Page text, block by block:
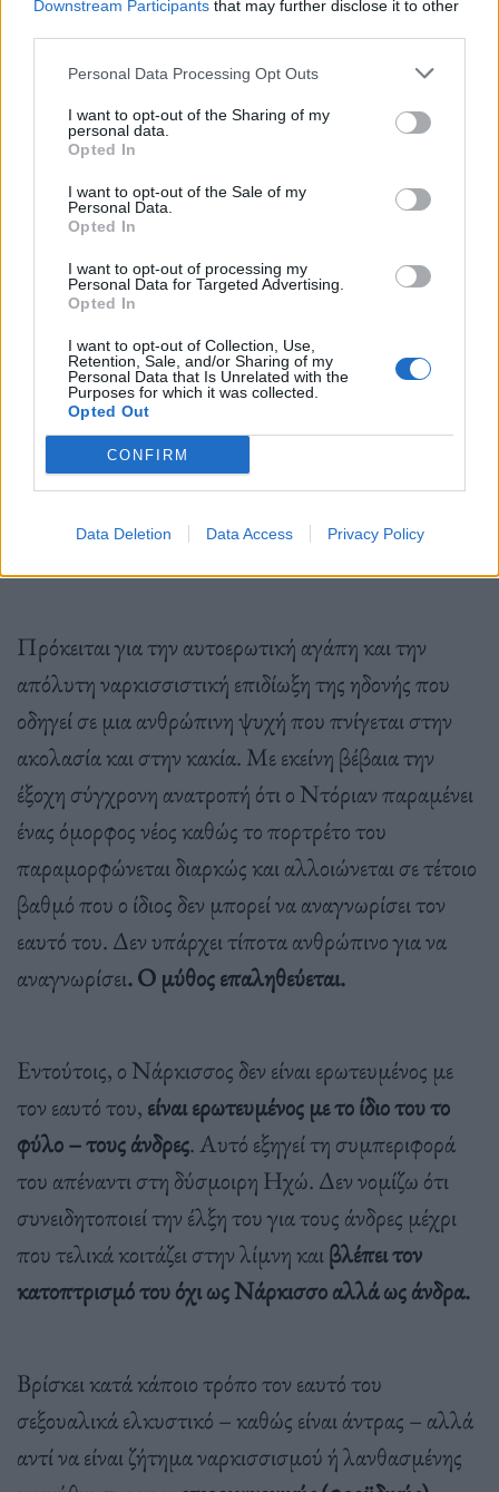
Downstream Participants that may further disclose it to other
Personal Data Processing Opt Outs
I want to opt-out of the Sharing of my
personal data.
Opted In
I want to opt-out of the Sale of my
Personal Data.
Opted In
I want to opt-out of processing my
Personal Data for Targeted Advertising.
Opted In
I want to opt-out of Collection, Use,
Retention, Sale, and/or Sharing of my
Personal Data that Is Unrelated with the
Purposes for which it was collected.
Opted Out
CONFIRM
Data Deletion Data Access Privacy Policy
συγκρούονταν και θα πέθαιναν αυτοκρατορίες.Ο
παρείχε αυτή την πνευματική διαφώτιση ως μια
λιβιδινική σύγκρουση μεταξύ τουΈρωτα
και του
Πολιτισμού
μύθο του Νάρκισσου.
Ωστόσο, υπάρχει και η αγάπη που δεν τολμά να πει
το όνομά της που εμπλέκεται στις αποφάσεις και τις
επιλογές που έκανε αυτός ο όμορφος νέος, ο
Νάρκισσος. Και υπάρχει και μια πιο σκοτεινή
πλευρά του μύθου που παρουσίασε οΌσκαρ
Ουάιλντστην εκδοχή του για την προφητεία του
Πορτρέτο του Ντόριαν Γκρέι
Πρόκειται για την αυτοερωτική αγάπη και την
απόλυτη ναρκισσιστική επιδίωξη της ηδονής που
οδηγεί σε μια ανθρώπινη ψυχή που πνίγεται στην
ακολασία και στην κακία. Με εκείνη βέβαια την
έξοχη σύγχρονη ανατροπή ότι ο Ντόριαν παραμένει
ένας όμορφος νέος καθώς το πορτρέτο του
παραμορφώνεται διαρκώς και αλλοιώνεται σε τέτοιο
βαθμό που ο ίδιος δεν μπορεί να αναγνωρίσει τον
εαυτό του. Δεν υπάρχει τίποτα ανθρώπινο για να
αναγνωρίσει. Ο μύθος επαληθεύεται.
Εντούτοις, ο Νάρκισσος δεν είναι ερωτευμένος με
τον εαυτό του, είναι ερωτευμένος με το ίδιο του το
φύλο – τους άνδρες. Αυτό εξηγεί τη συμπεριφορά
του απέναντι στη δύσμοιρη Ηχώ. Δεν νομίζω ότι
συνειδητοποιεί την έλξη του για τους άνδρες μέχρι
που τελικά κοιτάζει στην λίμνη καιβλέπει τον
κατοπτρισμό του όχι ως Νάρκισσο αλλά ως άνδρα.
Βρίσκει κατά κάποιο τρόπο τον εαυτό του
σεξουαλικά ελκυστικό – καθώς είναι άντρας – αλλά
αντί να είναι ζήτημα ναρκισσισμού ή λανθασμένης